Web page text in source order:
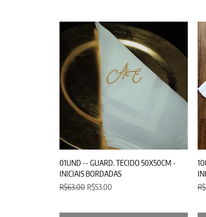
Quick View
01UND -- GUARD. TECIDO 50X50CM -
INICIAIS BORDADAS
Regular Price
R$63.00 Sale Price
R$53.00